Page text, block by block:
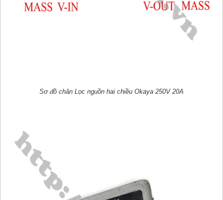
Sơ đồ chân Lọc nguồn hai chiều Okaya 250V 20A